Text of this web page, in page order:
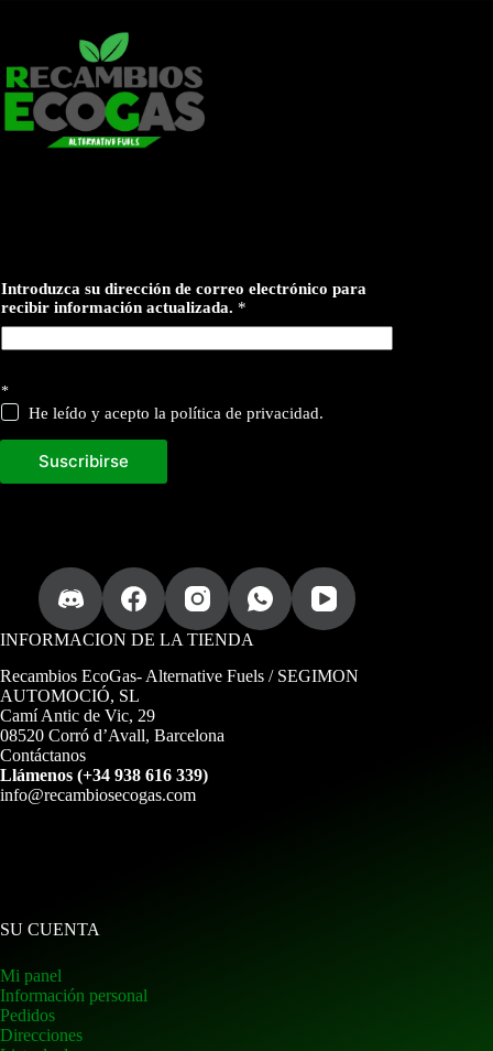
Introduzca su dirección de correo electrónico para
recibir información actualizada. *
a
*
He leído y acepto la política de privacidad.
Suscribirse
INFORMACION DE LA TIENDA
Recambios EcoGas- Alternative Fuels / SEGIMON
AUTOMOCIÓ, SL
Camí Antic de Vic, 29
08520 Corró d’Avall, Barcelona
Contáctanos
Llámenos (+34 938 616 339)
info@recambiosecogas.com
SU CUENTA
Mi panel
Información personal
Pedidos
Direcciones